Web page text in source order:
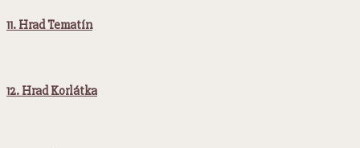
11. Hrad Tematín
12. Hrad Korlátka